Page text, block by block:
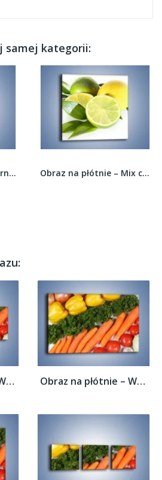
samej kategorii:
Obraz na płótnie – Ziarna kawy z goździkami –...
Obraz na płótnie – Mix cytrynowo-limonkowy –...
Obraz na płótnie – Warzywny porządek –... Obraz na płótnie – Warzywny porządek –...